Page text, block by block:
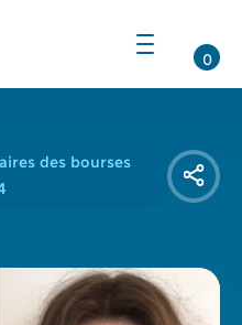
0
la
navigation
site
des bourses